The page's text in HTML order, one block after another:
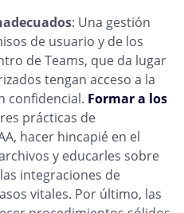
: Una gestión
de usuario y de los
de Teams, que da lugar
tengan acceso a la
confidencial. Formar a los
prácticas de
hacer hincapié en el
y educarles sobre
integraciones de
vitales. Por último, las